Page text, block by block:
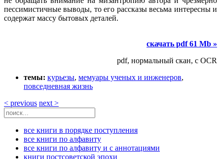
пессимистичные выводы, то его рассказы весьма интересны и
содержат массу бытовых деталей.
скачать pdf 61 Mb »
pdf, нормальный скан, с OCR
темы: курьезы, мемуары ученых и инженеров,
повседневная жизнь
< previous next >
все книги в порядке поступления
все книги по алфавиту
все книги по алфавиту и с аннотациями
книги постсоветской эпохи